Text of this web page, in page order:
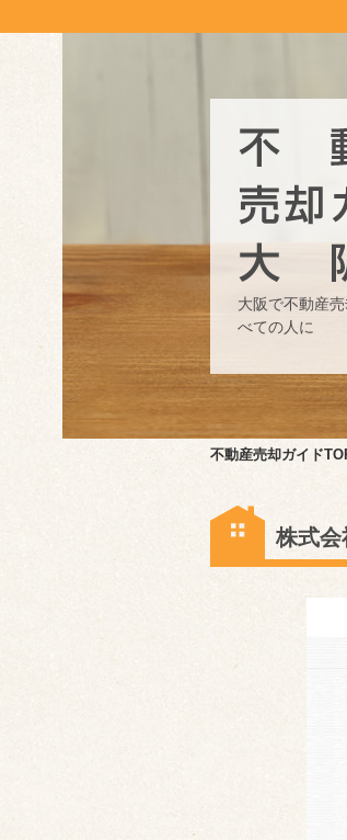
大阪で不動産
べての人に
不動産売却ガイド
株式会